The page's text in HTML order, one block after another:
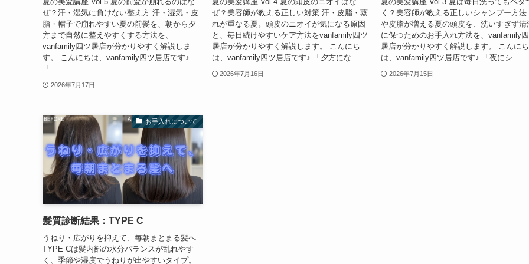
ぜ？汗・湿気に負けない整え方 汗・湿気・皮
脂・帽子で崩れやすい夏の前髪を、朝から夕
方まで自然に整えやすくする方法を、
vanfamily四ツ居店が分かりやすく解説しま
す。 こんにちは、vanfamily四ツ居店です♪
「...
2026年7月17日
ぜ？美容師が教える正しい対策 汗・皮脂・蒸
れが重なる夏。頭皮のニオイが気になる原因
と、毎日続けやすいケア方法をvanfamily四ツ
居店が分かりやすく解説します。 こんにち
は、vanfamily四ツ居店です♪ 「夕方にな...
2026年7月16日
く？美容師が教える正しいシャンプー方法
や皮脂が増える夏の頭皮を、洗いすぎず清
に保つためのお手入れ方法を、vanfamily
居店が分かりやすく解説します。 こんにち
は、vanfamily四ツ居店です♪ 「夜にシ...
2026年7月15日
お手入れについて
髪質診断結果：TYPE C
うねり・広がりを抑えて、毎朝まとまる髪へ
TYPE Cは髪内部の水分バランスが乱れやす
く、季節や湿度でうねりが出やすいタイプ。